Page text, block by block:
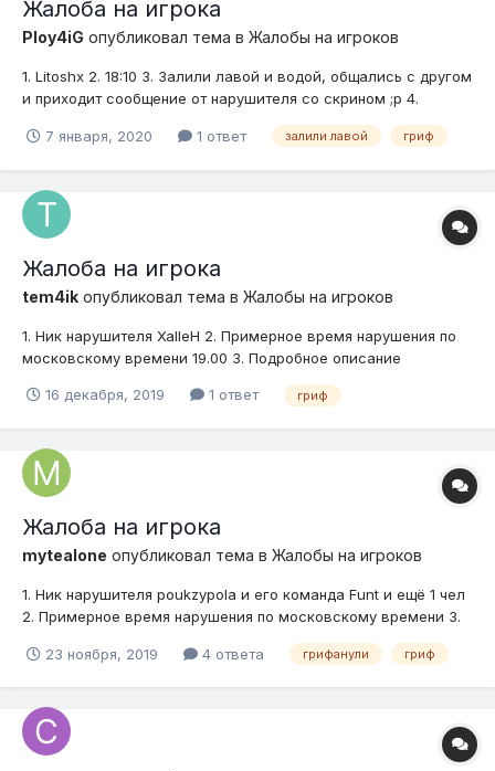
Жалоба на игрока
Ploy4iG опубликовал тема в Жалобы на игроков
1. Litoshx 2. 18:10 3. Залили лавой и водой, общались с другом
и приходит сообщение от нарушителя со скрином ;p 4.
7 января, 2020
1 ответ залили лавой гриф
Жалоба на игрока
tem4ik опубликовал тема в Жалобы на игроков
1. Ник нарушителя XalleH 2. Примерное время нарушения по
московскому времени 19.00 3. Подробное описание
было, не оставил ничего. 4. Доказательства (скриншоты,
16 декабря, 2019 1 ответ гриф
Жалоба на игрока
mytealone опубликовал тема в Жалобы на игроков
1. Ник нарушителя poukzypola и его команда Funt и ещё 1 чел
2. Примерное время нарушения по московскому времени 3.
,доверился,а он грифанул всё сингулярку мэ 7 на 7 на 7
23 ноября, 2019 4 ответа грифанули гриф